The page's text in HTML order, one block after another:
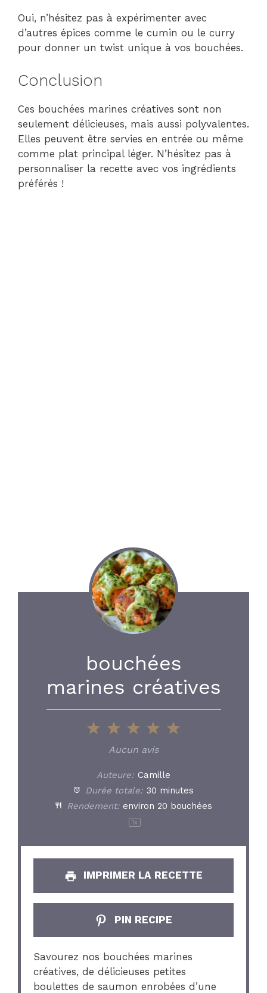
Oui, n’hésitez pas à expérimenter avec
d’autres épices comme le cumin ou le curry
pour donner un twist unique à vos bouchées.
Conclusion
Ces bouchées marines créatives sont non
seulement délicieuses, mais aussi polyvalentes.
Elles peuvent être servies en entrée ou même
comme plat principal léger. N’hésitez pas à
personnaliser la recette avec vos ingrédients
préférés !
bouchées
marines créatives
5
4
3
Stars
2
Stars
1
Star
Aucun avis
Auteure: Camille
Durée totale: 30 minutes
Rendement: environ20 bouchées
1 x
IMPRIMER LA RECETTE
PIN RECIPE
Savourez nos bouchées marines
créatives, de délicieuses petites
boulettes de saumon enrobées d’une